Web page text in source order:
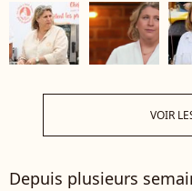
VOIR
Depuis plusieurs